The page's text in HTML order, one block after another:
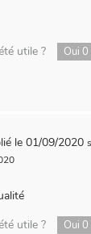
utile ?
Oui 0
le 01/09/2020
utile ?
Oui 0